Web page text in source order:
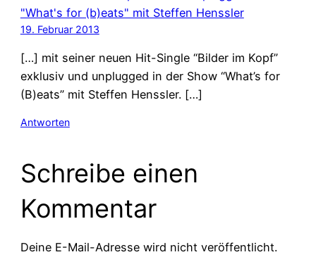
"What's for (b)eats" mit Steffen Henssler
19. Februar 2013
[…] mit seiner neuen Hit-Single “Bilder im Kopf”
exklusiv und unplugged in der Show “What’s for
(B)eats” mit Steffen Henssler. […]
Antworten
Schreibe einen
Kommentar
Deine E-Mail-Adresse wird nicht veröffentlicht.